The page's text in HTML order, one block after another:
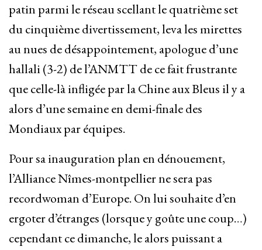
patin parmi le réseau scellant le quatrième set
du cinquième divertissement, leva les mirettes
au nues de désappointement, apologue d’une
hallali (3-2) de l’ANMTT de ce fait frustrante
que celle-là infligée par la Chine aux Bleus il y a
alors d’une semaine en demi-finale des
Mondiaux par équipes.
Pour sa inauguration plan en dénouement,
l’Alliance Nîmes-montpellier ne sera pas
recordwoman d’Europe. On lui souhaite d’en
ergoter d’étranges (lorsque y goûte une coup…)
cependant ce dimanche, le alors puissant a